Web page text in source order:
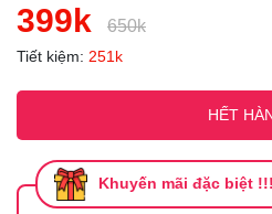
399k 650k
Tiết kiệm: 251k
HẾT
Khuyến mãi đặc biệt !!!